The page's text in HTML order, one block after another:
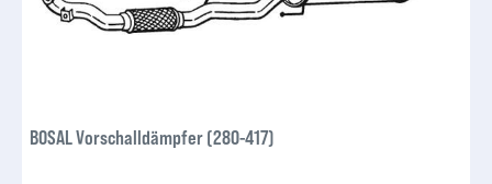
BOSAL Vorschalldämpfer (280-417)